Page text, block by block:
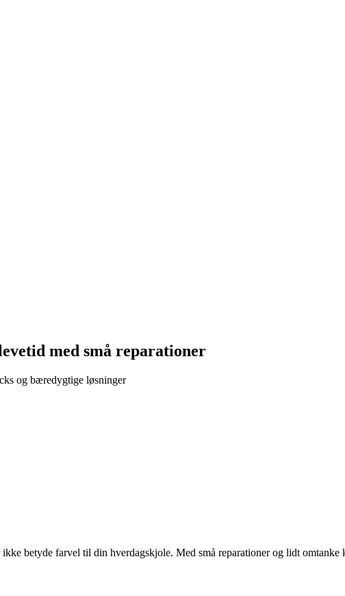
med små reparationer
og bæredygtige løsninger
betyde farvel til din hverdagskjole. Med små reparationer og lidt